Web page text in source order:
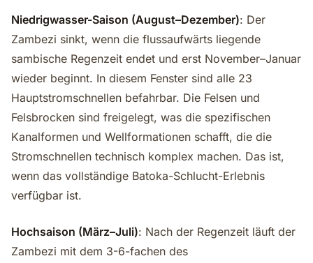
Niedrigwasser-Saison (August–Dezember): Der
Zambezi sinkt, wenn die flussaufwärts liegende
sambische Regenzeit endet und erst November–Januar
wieder beginnt. In diesem Fenster sind alle 23
Hauptstromschnellen befahrbar. Die Felsen und
Felsbrocken sind freigelegt, was die spezifischen
Kanalformen und Wellformationen schafft, die die
Stromschnellen technisch komplex machen. Das ist,
wenn das vollständige Batoka-Schlucht-Erlebnis
verfügbar ist.
Hochsaison (März–Juli): Nach der Regenzeit läuft der
Zambezi mit dem 3-6-fachen des